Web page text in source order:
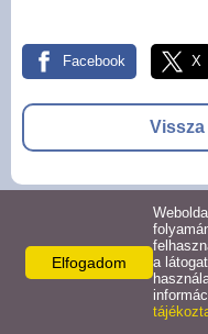
Alsórajk
Facebook X
Vissza
Adatkezelési
Elfogadom
a